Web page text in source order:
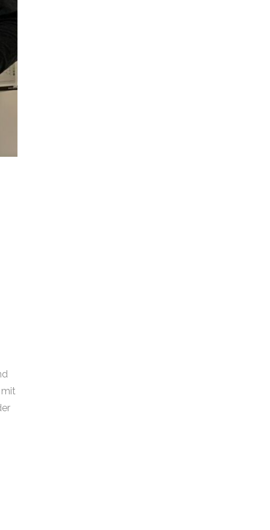
mit